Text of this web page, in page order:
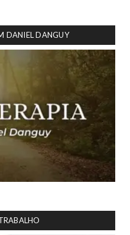
DANIEL DANGUY